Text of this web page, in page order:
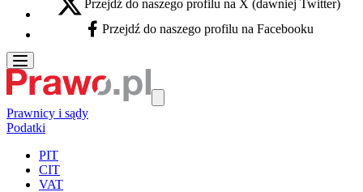
X - otwiera się w nowej karcie
Przejdź do naszego profilu na X (dawniej Twitter)
Facebook - otwiera się w nowej karcie
Przejdź do naszego profilu na Facebooku
Prawnicy i sądy
Podatki
PIT
CIT
VAT